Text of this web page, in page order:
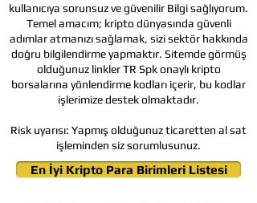
En İyi Kripto Para Birimleri Listesi
kullanıcıya sorunsuz ve güvenilir Bilgi sağlıyorum.
Temel amacım; kripto dünyasında güvenli
adımlar atmanızı sağlamak, sizi sektör hakkında
doğru bilgilendirme yapmaktır. Sitemde görmüş
olduğunuz linkler TR Spk onaylı kripto
borsalarına yönlendirme kodları içerir, bu kodlar
işlerimize destek olmaktadır.
Risk uyarısı: Yapmış olduğunuz ticaretten al sat
işleminden siz sorumlusunuz.